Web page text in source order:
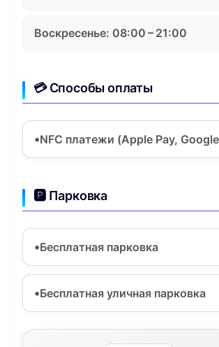
Воскресенье: 08:00 – 21:00
💳 Способы оплаты
NFC платежи (Apple Pay,
🅿️ Парковка
Бесплатная парковка
Бесплатная уличная парковка